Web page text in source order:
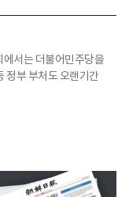
에서는 더불어민주당을
정부 부처도 오랜기간